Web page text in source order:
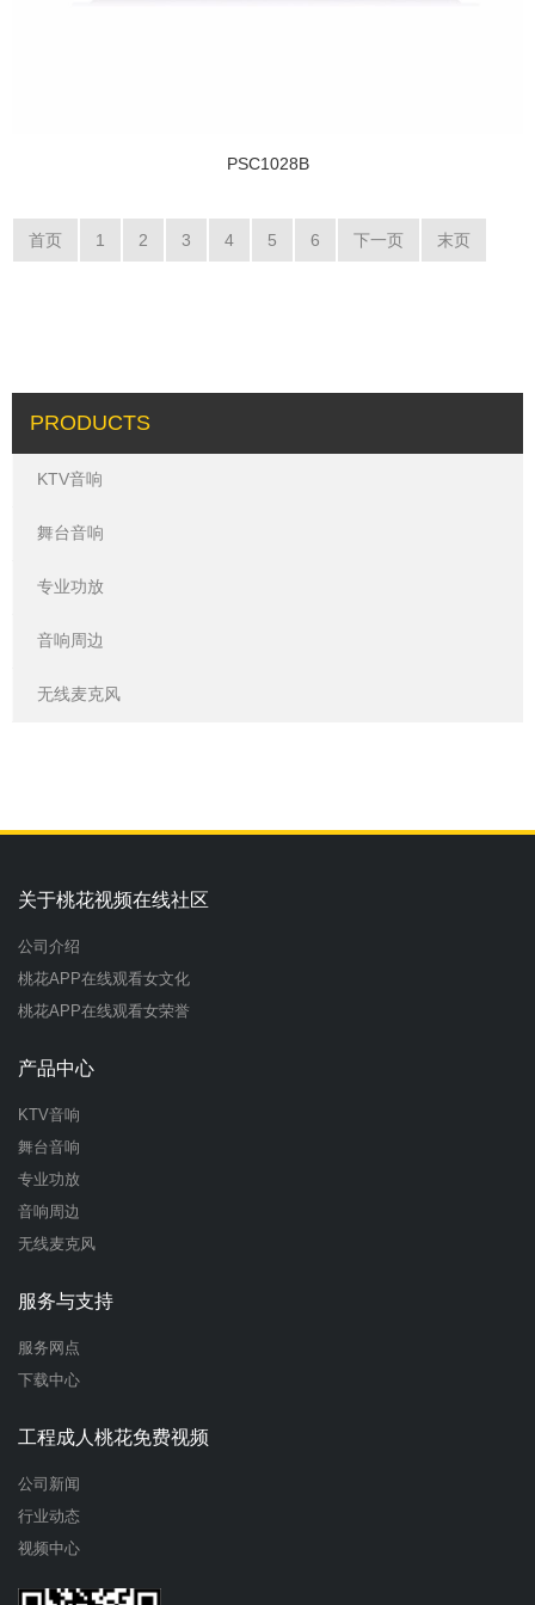
PSC1028B
首页 1 2 3 4 5 6 下一页 末页
PRODUCTS
KTV音响
舞台音响
专业功放
音响周边
无线麦克风
关于桃花视频在线社区
公司介绍
桃花APP在线观看女文化
桃花APP在线观看女荣誉
产品中心
KTV音响
舞台音响
专业功放
音响周边
无线麦克风
服务与支持
服务网点
下载中心
工程成人桃花免费视频
公司新闻
行业动态
视频中心